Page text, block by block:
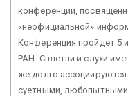
конференции,
«неофициальной»
Конференция пройдет 5
РАН. Сплетни и слухи
же долго
суетными, любопытными